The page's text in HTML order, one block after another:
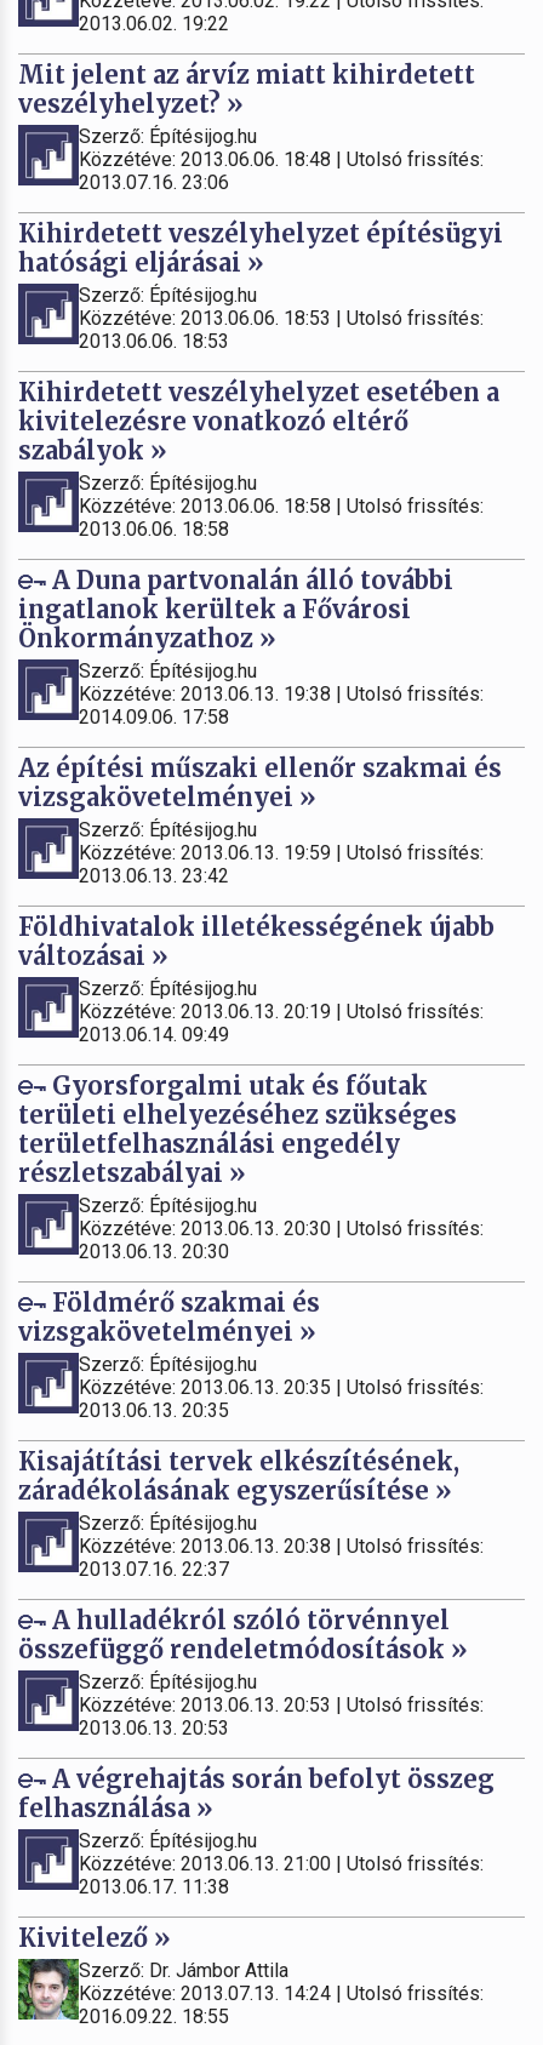
2013.06.02. 19:22
Mit jelent az árvíz miatt kihirdetett
veszélyhelyzet? »
Szerző: Építésijog.hu
Közzétéve: 2013.06.06. 18:48 | Utolsó frissítés:
2013.07.16. 23:06
Kihirdetett veszélyhelyzet építésügyi
hatósági eljárásai »
Szerző: Építésijog.hu
Közzétéve: 2013.06.06. 18:53 | Utolsó frissítés:
2013.06.06. 18:53
Kihirdetett veszélyhelyzet esetében a
kivitelezésre vonatkozó eltérő
szabályok »
Szerző: Építésijog.hu
Közzétéve: 2013.06.06. 18:58 | Utolsó frissítés:
2013.06.06. 18:58
A Duna partvonalán álló további
ingatlanok kerültek a Fővárosi
Önkormányzathoz »
Szerző: Építésijog.hu
Közzétéve: 2013.06.13. 19:38 | Utolsó frissítés:
2014.09.06. 17:58
Az építési műszaki ellenőr szakmai és
vizsgakövetelményei »
Szerző: Építésijog.hu
Közzétéve: 2013.06.13. 19:59 | Utolsó frissítés:
2013.06.13. 23:42
Földhivatalok illetékességének újabb
változásai »
Szerző: Építésijog.hu
Közzétéve: 2013.06.13. 20:19 | Utolsó frissítés:
2013.06.14. 09:49
Gyorsforgalmi utak és főutak
területi elhelyezéséhez szükséges
területfelhasználási engedély
részletszabályai »
Szerző: Építésijog.hu
Közzétéve: 2013.06.13. 20:30 | Utolsó frissítés:
2013.06.13. 20:30
Földmérő szakmai és
vizsgakövetelményei »
Szerző: Építésijog.hu
Közzétéve: 2013.06.13. 20:35 | Utolsó frissítés:
2013.06.13. 20:35
Kisajátítási tervek elkészítésének,
záradékolásának egyszerűsítése »
Szerző: Építésijog.hu
Közzétéve: 2013.06.13. 20:38 | Utolsó frissítés:
2013.07.16. 22:37
A hulladékról szóló törvénnyel
összefüggő rendeletmódosítások »
Szerző: Építésijog.hu
Közzétéve: 2013.06.13. 20:53 | Utolsó frissítés:
2013.06.13. 20:53
A végrehajtás során befolyt összeg
felhasználása »
Szerző: Építésijog.hu
Közzétéve: 2013.06.13. 21:00 | Utolsó frissítés:
2013.06.17. 11:38
Kivitelező »
Szerző: Dr. Jámbor Attila
Közzétéve: 2013.07.13. 14:24 | Utolsó frissítés:
2016.09.22. 18:55